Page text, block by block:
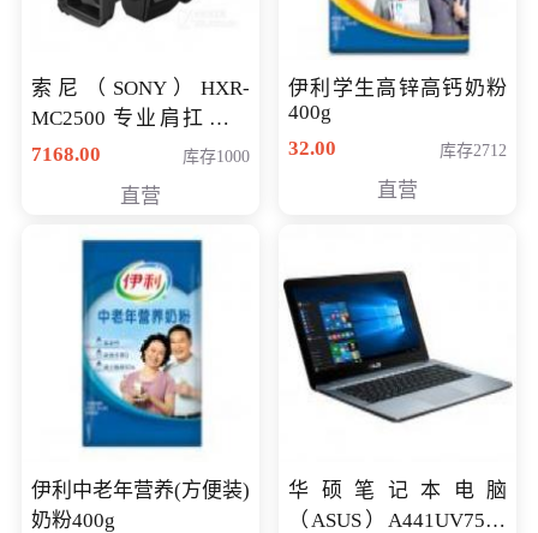
索尼（SONY）HXR-
MC2500 专业肩扛式存
储卡全高清摄录一体机
清入门级摄像机
7168.00 库存1000
直营
伊利学生高锌高钙奶粉
400g
32.00
库存2712
直营
伊利中老年营养(方便装)
奶粉400g
华硕笔记本电脑
（ASUS）A441UV7500